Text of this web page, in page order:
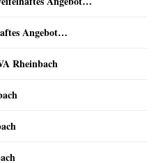
Angebot…
Rheinbach